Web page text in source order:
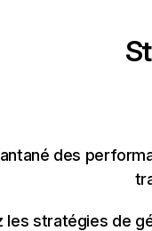
des
les stratégies de